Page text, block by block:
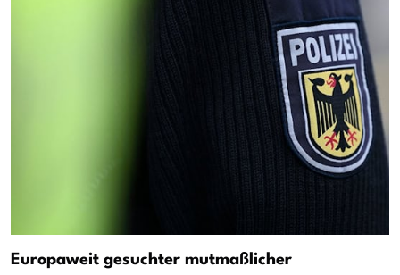
Europaweit gesuchter mutmaßlicher